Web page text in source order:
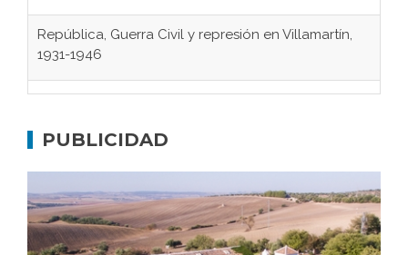
Don Perafán de Ribera y sus fundaciones de
El Frente Popular. Ubrique, febrero-julio 1936
Juntar las letras. La alfabetización en el campo: del
PUBLICIDAD